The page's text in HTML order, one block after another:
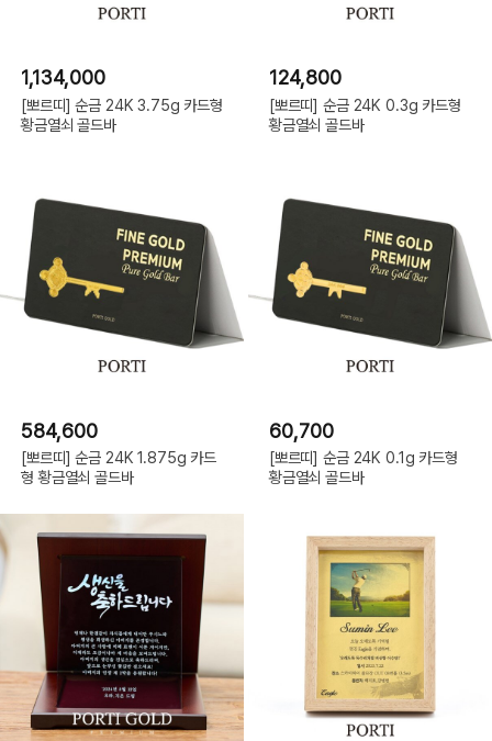
1,134,000
[뽀르띠] 순금 24K 3.75g 카드형
황금열쇠 골드바
124,800
[뽀르띠] 순금 24K 0.3g 카드형
황금열쇠 골드바
584,600
[뽀르띠] 순금 24K 1.875g 카드
형 황금열쇠 골드바
60,700
[뽀르띠] 순금 24K 0.1g 카드형
황금열쇠 골드바